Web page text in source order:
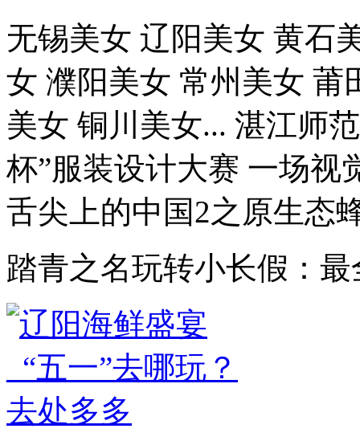
无锡美女 辽阳美女 黄石
女 濮阳美女 常州美女 莆
美女 铜川美女... 湛江师
杯”服装设计大赛 一场视
舌尖上的中国2之原生态
踏青之名玩转小长假：